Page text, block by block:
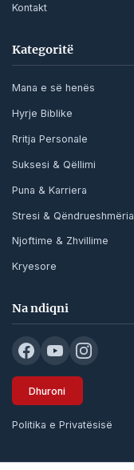
Kontakt
Kategoritë
Mana e së henës
Hyrje Biblike
Rritja Personale
Suksesi & Qëllimi
Puna & Karriera
Stresi & Qëndrueshmëria
Njoftime & Zhvillime
Kryesore
Na ndiqni
Dhuroni
Politika e Privatësisë